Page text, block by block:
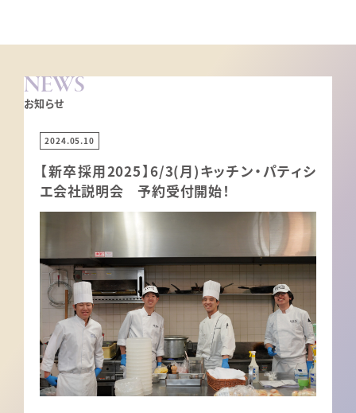
NEWS
お知らせ
2024.05.10
【新卒採用2025】6/3(月)キッチン・パティシ
エ会社説明会 予約受付開始！